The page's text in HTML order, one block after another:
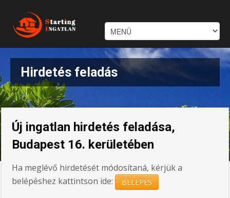
Hirdetés feladás
Új ingatlan hirdetés feladása,
Budapest 16. kerületében
Ha meglévő hirdetését módosítaná, kérjük a
belépéshez kattintson ide:
BELÉPÉS